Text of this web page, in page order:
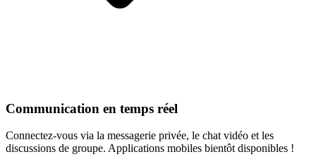
Communication en temps réel
Connectez-vous via la messagerie privée, le chat vidéo et les
discussions de groupe. Applications mobiles bientôt disponibles !